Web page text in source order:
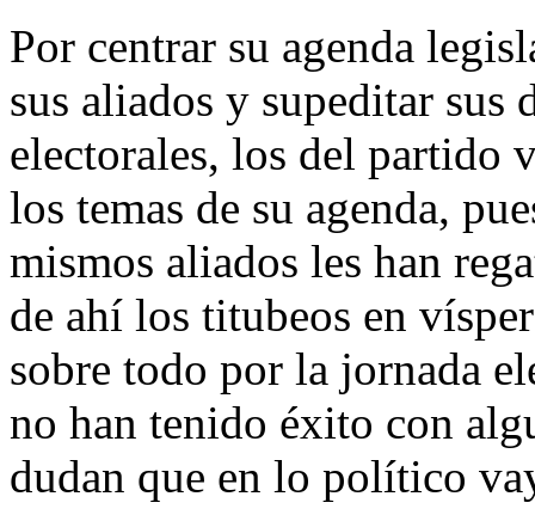
Por centrar su agenda
sus aliados y supeditar sus
electorales, los del partido
los temas de su agenda,
mismos aliados les han
de ahí los titubeos en
sobre todo por la jornada
no han tenido éxito con
dudan que en lo político